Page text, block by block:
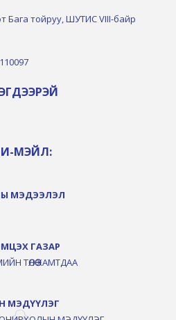
Бага тойруу, ШУТИС VIII-байр
И-МЭЙЛ:
МЭДЭЭЛЭЛ
ГАЗАР
ТӨЛӨӨ ХАМТДАА
МЭДҮҮЛЭГ